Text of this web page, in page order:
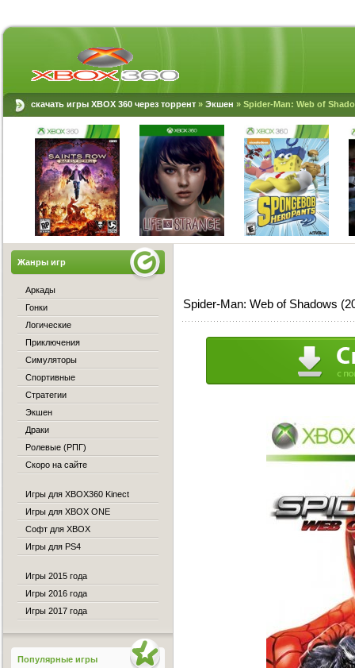
скачать игры XBOX 360 через торрент » Экшен » Spider-Man: Web of
Spider-Man: Web of Shadows
Жанры игр
Аркады
Гонки
Логические
Приключения
Симуляторы
Спортивные
Стратегии
Экшен
Драки
Ролевые (РПГ)
Скоро на сайте
Игры для XBOX360 Kinect
Игры для XBOX ONE
Софт для XBOX
Игры для PS4
Игры 2015 года
Игры 2016 года
Игры 2017 года
Популярные игры